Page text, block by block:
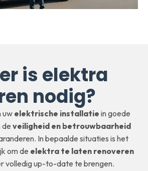
is elektra
nodig?
uw elektrische installatie in goede
de veiligheid en betrouwbaarheid
In bepaalde situaties is het
om de elektra te laten renoveren
volledig up-to-date te brengen.